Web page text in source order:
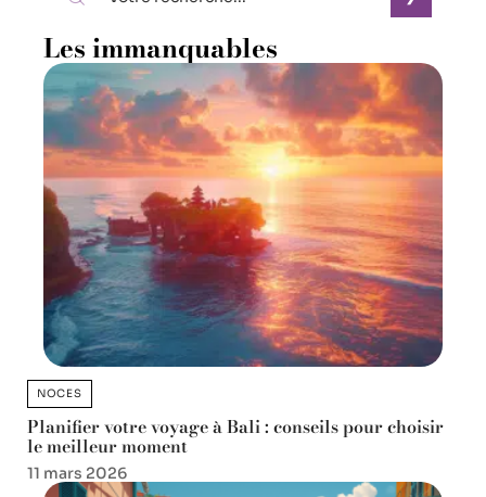
Les immanquables
NOCES
Planifier votre voyage à Bali : conseils pour choisir
le meilleur moment
11 mars 2026